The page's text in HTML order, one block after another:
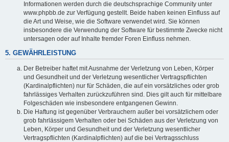
Informationen werden durch die deutschsprachige Community unter
www.phpbb.de zur Verfügung gestellt. Beide haben keinen Einfluss auf
die Art und Weise, wie die Software verwendet wird. Sie können
insbesondere die Verwendung der Software für bestimmte Zwecke nicht
untersagen oder auf Inhalte fremder Foren Einfluss nehmen.
5. GEWÄHRLEISTUNG
Der Betreiber haftet mit Ausnahme der Verletzung von Leben, Körper
und Gesundheit und der Verletzung wesentlicher Vertragspflichten
(Kardinalpflichten) nur für Schäden, die auf ein vorsätzliches oder grob
fahrlässiges Verhalten zurückzuführen sind. Dies gilt auch für mittelbare
Folgeschäden wie insbesondere entgangenen Gewinn.
Die Haftung ist gegenüber Verbrauchern außer bei vorsätzlichem oder
grob fahrlässigem Verhalten oder bei Schäden aus der Verletzung von
Leben, Körper und Gesundheit und der Verletzung wesentlicher
Vertragspflichten (Kardinalpflichten) auf die bei Vertragsschluss